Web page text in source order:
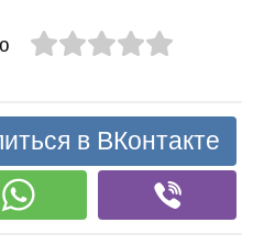
в ВКонтакте